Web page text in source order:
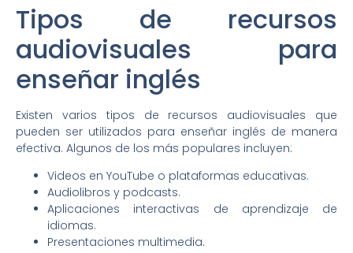
Tipos de recursos
audiovisuales para
enseñar inglés
Existen varios tipos de recursos audiovisuales que
pueden ser utilizados para enseñar inglés de manera
efectiva. Algunos de los más populares incluyen:
Videos en YouTube o plataformas educativas.
Audiolibros y podcasts.
Aplicaciones interactivas de aprendizaje de
idiomas.
Presentaciones multimedia.